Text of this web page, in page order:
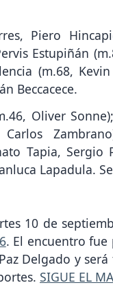
Piero
Estupiñán
(m.68,
Beccacece.
Oliver
Tapia, Sergio
Lapadula.
10 de
. El encuentro fue
Delgado y
SIGUE EL